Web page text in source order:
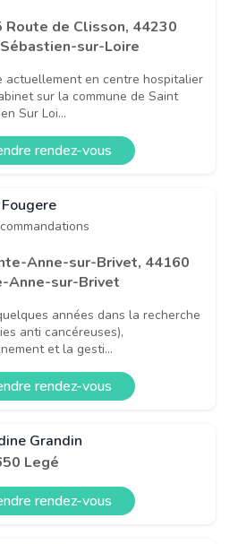
Route de Clisson, 44230
sur-Loire
actuellement en centre hospitalier
sur la commune de Saint
Sur Loi...
rendez-vous
Anne-sur-Brivet, 44160
Anne-sur-Brivet
années dans la recherche
anti cancéreuses),
et la gesti...
rendez-vous
Grandin
Legé
rendez-vous